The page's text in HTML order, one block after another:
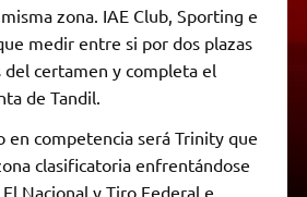
zona. IAE Club, Sporting e
medir entre si por dos plazas
certamen y completa el
de Tandil.
en competencia será Trinity que
clasificatoria enfrentándose
Nacional y Tiro Federal e